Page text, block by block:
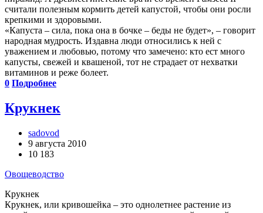
считали полезным кормить детей капустой, чтобы они росли
крепкими и здоровыми.
«Капуста – сила, пока она в бочке – беды не будет», – говорит
народная мудрость. Издавна люди относились к ней с
уважением и любовью, потому что замечено: кто ест много
капусты, свежей и квашеной, тот не страдает от нехватки
витаминов и реже болеет.
0 Подробнее
Крукнек
sadovod
9 августа 2010
10 183
Овощеводство
Крукнек
Крукнек, или кривошейка – это однолетнее растение из